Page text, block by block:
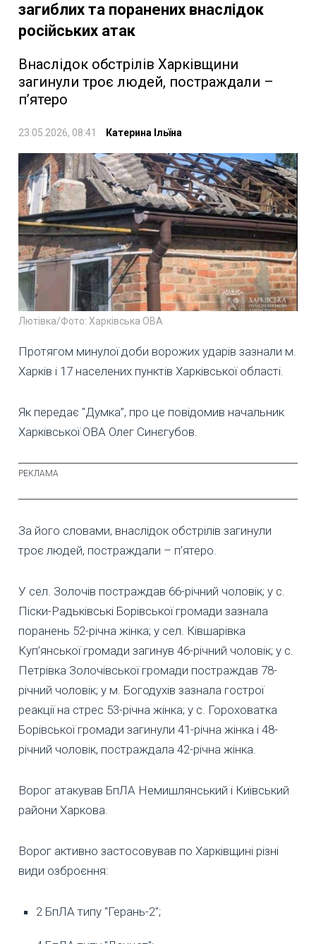
загиблих та поранених внаслідок
російських атак
Внаслідок обстрілів Харківщини
загинули троє людей, постраждали –
п’ятеро
23.05.2026, 08:41 Катерина Ільїна
Лютівка/Фото: Харківська ОВА
Протягом минулої доби ворожих ударів зазнали м.
Харків і 17 населених пунктів Харківської області.
Як передає "Думка”, про це повідомив начальник
Харківської ОВА Олег Синєгубов.
За його словами, внаслідок обстрілів загинули
троє людей, постраждали – п’ятеро.
У сел. Золочів постраждав 66-річний чоловік; у с.
Піски-Радьківські Борівської громади зазнала
поранень 52-річна жінка; у сел. Ківшарівка
Куп’янської громади загинув 46-річний чоловік; у с.
Петрівка Золочівської громади постраждав 78-
річний чоловік; у м. Богодухів зазнала гострої
реакції на стрес 53-річна жінка; у с. Гороховатка
Борівської громади загинули 41-річна жінка і 48-
річний чоловік, постраждала 42-річна жінка.
Ворог атакував БпЛА Немишлянський і Київський
райони Харкова.
Ворог активно застосовував по Харківщині різні
види озброєння:
2 БпЛА типу "Герань-2";